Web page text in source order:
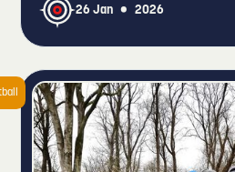
26 Jan • 2026